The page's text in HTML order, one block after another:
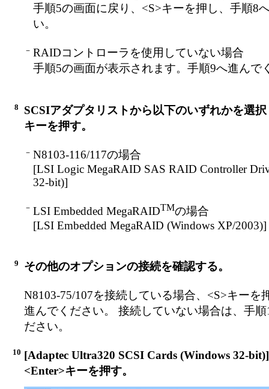
手順5の画面に戻り、<S>キーを押し、手順8
い。
－ RAIDコントローラを使用していない場合
手順5の画面が表示されます。手順9へ進んで
8
SCSIアダプタリストから以下のいずれかを選
キーを押す。
－ N8103-116/117の場合
[LSI Logic MegaRAID SAS RAID Controller
32-bit)]
－ LSI Embedded MegaRAIDTMの場合
[LSI Embedded MegaRAID (Windows XP/2003)]
9 その他のオプションの接続を確認する。
N8103-75/107を接続している場合、<S>キーを
進んでください。 接続していない場合は、手
ださい。
10 [Adaptec Ultra320 SCSI Cards (Windows 32-
<Enter>キーを押す。